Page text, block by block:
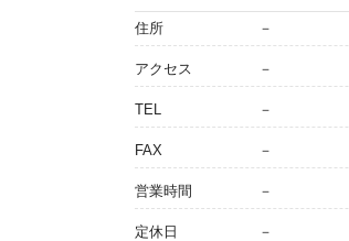
住所 －
アクセス －
TEL －
FAX －
営業時間 －
定休日 －